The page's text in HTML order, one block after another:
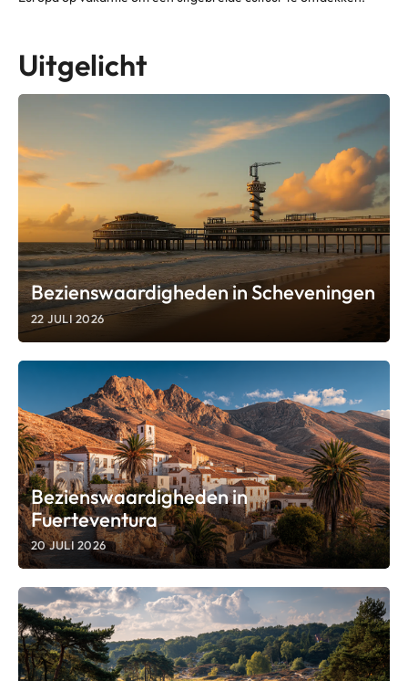
Uitgelicht
Bezienswaardigheden in Scheveningen
22 JULI 2026
Bezienswaardigheden in
Fuerteventura
20 JULI 2026